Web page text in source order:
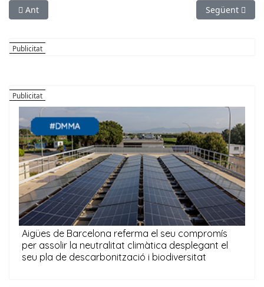
Article anterior: S’inaugura a Vallirana la nova seu de la
Ant Article
Següent